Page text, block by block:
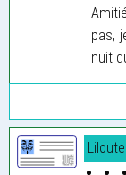
pas,
nuit